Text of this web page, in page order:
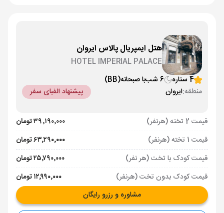
هتل ایمپریال پالاس ایروان
HOTEL IMPERIAL PALACE
4 ستاره
6 شب با صبحانه(BB)
منطقه:ایروان پیشنهاد الفبای سفر
قیمت 2 تخته (هرنفر)
۳۹٬۱۹۰٬۰۰۰ تومان
قیمت 1 تخته (هرنفر)
۶۳٬۲۹۰٬۰۰۰ تومان
قیمت کودک با تخت (هر نفر)
۲۵٬۷۹۰٬۰۰۰ تومان
قیمت کودک بدون تخت (هرنفر)
۱۲٬۹۹۰٬۰۰۰ تومان
مشاوره و رزرو رایگان